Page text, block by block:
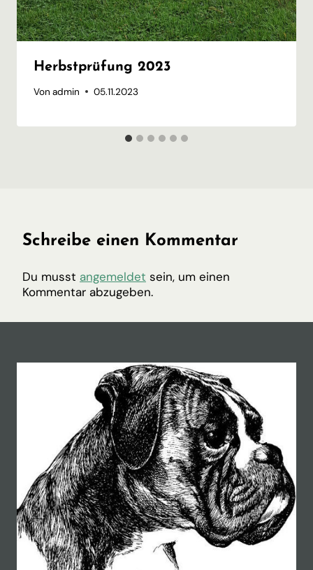
Herbstprüfung 2023
Von admin 05.11.2023
Schreibe einen Kommentar
Du musst angemeldet sein, um einen
Kommentar abzugeben.